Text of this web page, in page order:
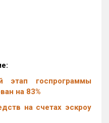
этап госпрограммы
на 83%
на счетах эскроу